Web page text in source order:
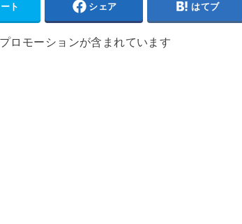
ト シェア はてブ
ロモーションが含まれています